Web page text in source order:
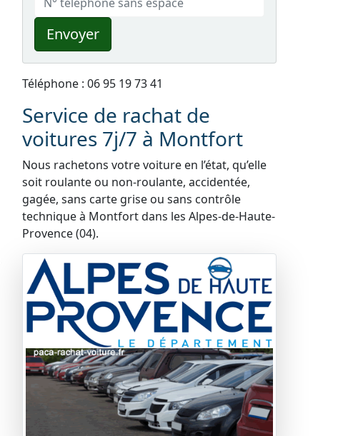
Envoyer
Téléphone : 06 95 19 73 41
Service de rachat de
voitures 7j/7 à Montfort
Nous rachetons votre voiture en l’état, qu’elle
soit roulante ou non-roulante, accidentée,
gagée, sans carte grise ou sans contrôle
technique à Montfort dans les Alpes-de-Haute-
Provence (04).